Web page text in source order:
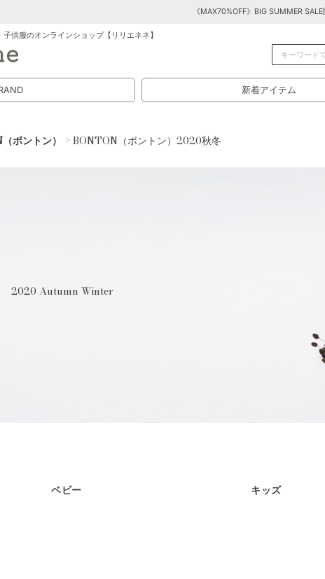
《MAX70%OFF》BIG SUMMER
供服のオンラインショップ【リリエネネ】
新着アイテム
ボントン） > BONTON（ボントン）2020秋冬
2020 Autumn Winter
ベビー キッズ